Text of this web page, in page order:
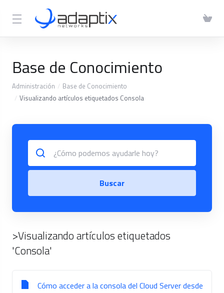
Base de Conocimiento
Administración
Base de Conocimiento
Visualizando artículos etiquetados Consola
Buscar
>Visualizando artículos etiquetados
'Consola'
Cómo acceder a la consola del Cloud Server desde